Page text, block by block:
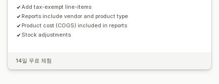
Add tax-exempt line-items
Reports include vendor and product type
Product cost (COGS) included in reports
Stock adjustments
14일 무료 체험